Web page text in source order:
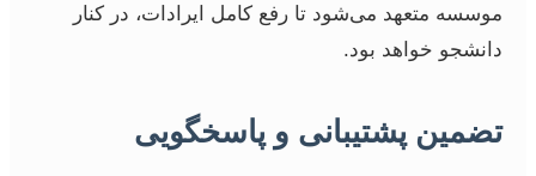
موسسه متعهد می‌شود تا رفع کامل ایرادات، در کنار
دانشجو خواهد بود.
تضمین پشتیبانی و پاسخگویی